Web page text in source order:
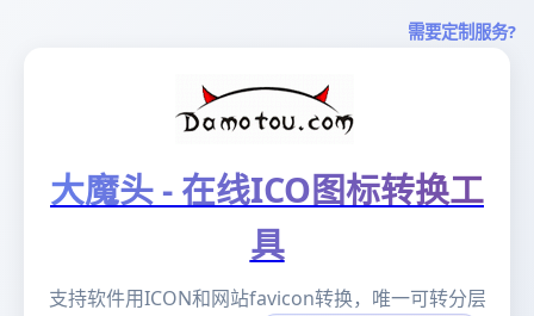
需要定制服务?
大魔头 - 在线ICO图标转换工
具
支持软件用ICON和网站favicon转换，唯一可转分层